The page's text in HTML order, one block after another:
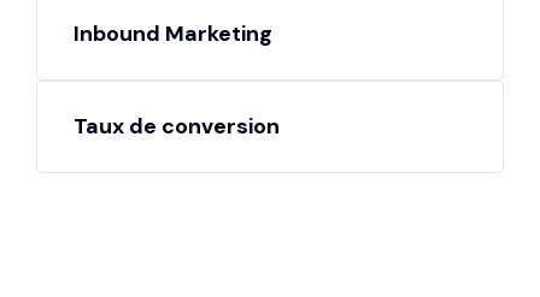
Inbound Marketing
Taux de conversion